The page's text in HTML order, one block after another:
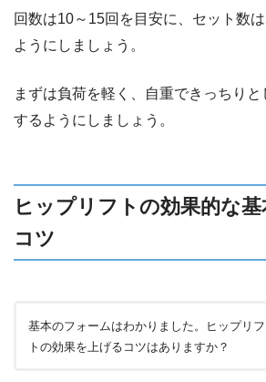
回数は10～15回を目安に、セット数
ようにしましょう。
まずは負荷を軽く、自重できっちり
するようにしましょう。
ヒップリフトの効果的な
コツ
基本のフォームはわかりました。ヒップリフ
トの効果を上げるコツはありますか？